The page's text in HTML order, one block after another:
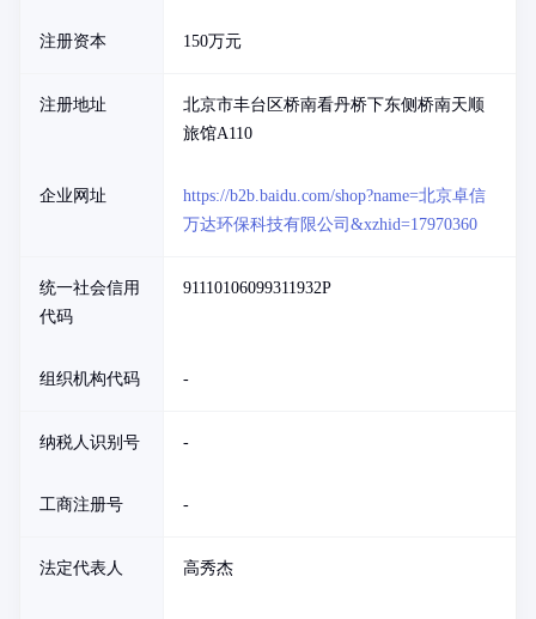
注册资本 150万元
注册地址
北京市丰台区桥南看丹桥下东侧桥南天顺
旅馆A110
企业网址
https://b2b.baidu.com/shop?name=北京卓信
万达环保科技有限公司&xzhid=17970360
统一社会信用
代码
91110106099311932P
组织机构代码 -
纳税人识别号 -
工商注册号 -
法定代表人 高秀杰